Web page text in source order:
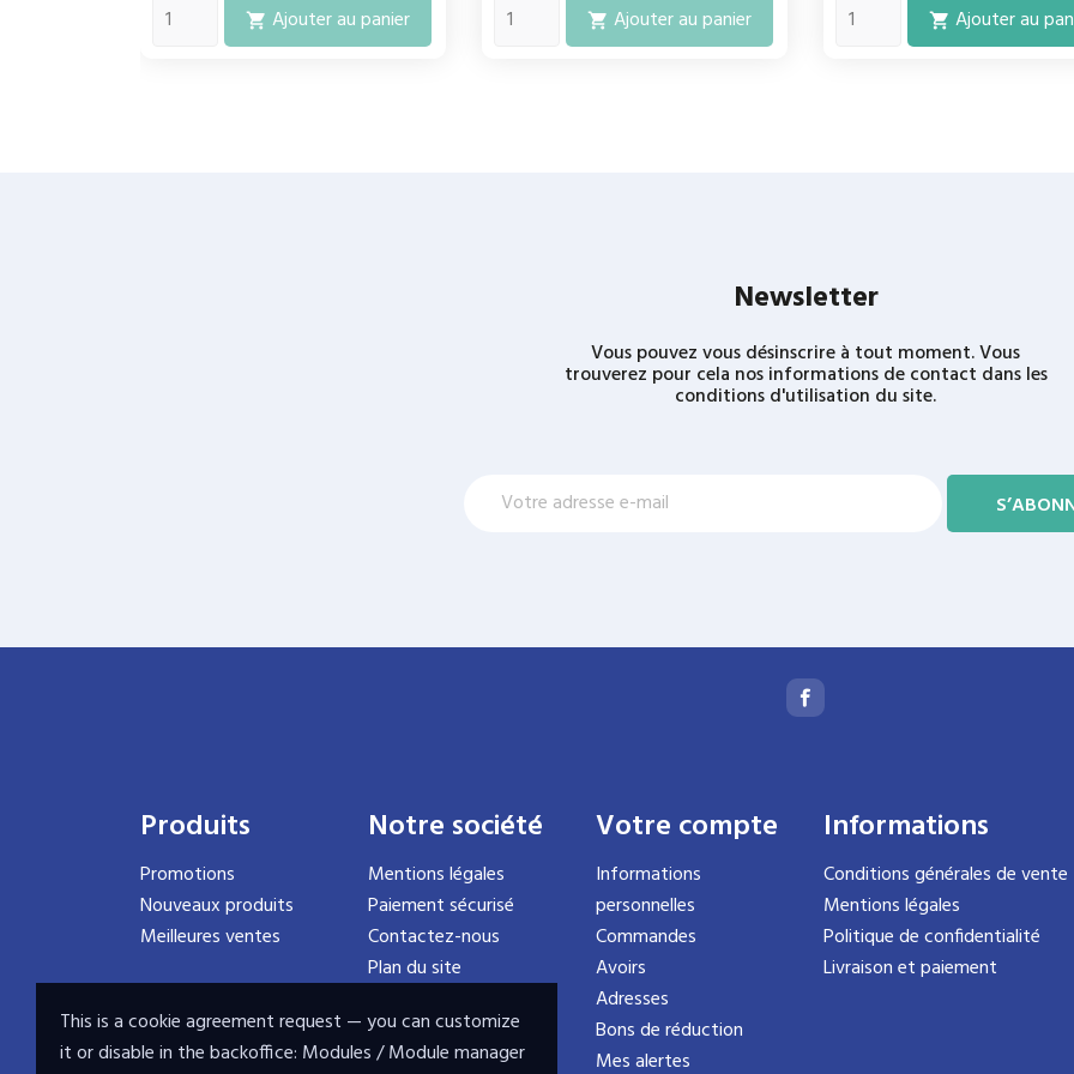
This is a cookie agreement request — you can customize
it or disable in the backoffice: Modules / Module manager
 Ajouter au panier  Ajouter au panier  Ajouter au
Newsletter
Vous pouvez vous désinscrire à tout moment. Vous
trouverez pour cela nos informations de contact dans les
conditions d'utilisation du site.
Produits
Promotions
Nouveaux produits
Meilleures ventes
Notre société
Mentions légales
Paiement sécurisé
Contactez-nous
Plan du site
Votre compte
Informations
personnelles
Commandes
Avoirs
Adresses
Bons de réduction
Mes alertes
Informations
Conditions générales de vente
Mentions légales
Politique de confidentialité
Livraison et paiement